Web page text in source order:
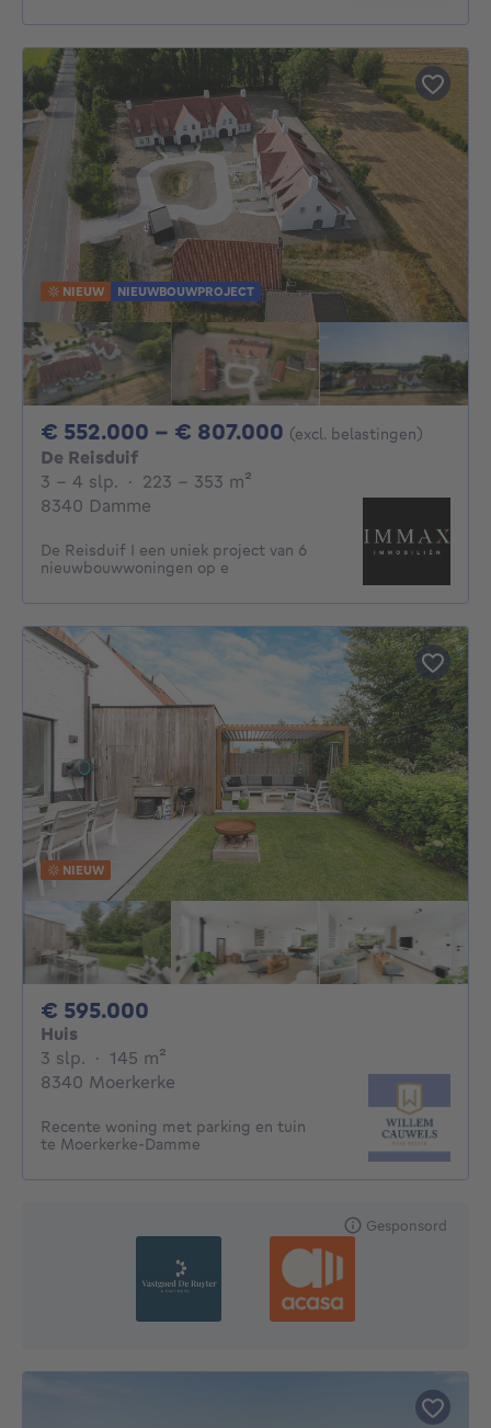
NIEUW NIEUWBOUWPROJECT
€ 552.000 - € 807.000 Van 552000€ Tot
(excl. belastingen)
De Reisduif
3 - 4 Slaapkamers
3 - 4 slp. · 223 - 353 m²
8340 Damme
De Reisduif I een uniek project van 6
nieuwbouwwoningen op e
NIEUW
€ 595.000
Huis
3 slp. 3 slaapkamers
· 145 m²
8340 Moerkerke
Recente woning met parking en tuin
te Moerkerke-Damme
Gesponsord